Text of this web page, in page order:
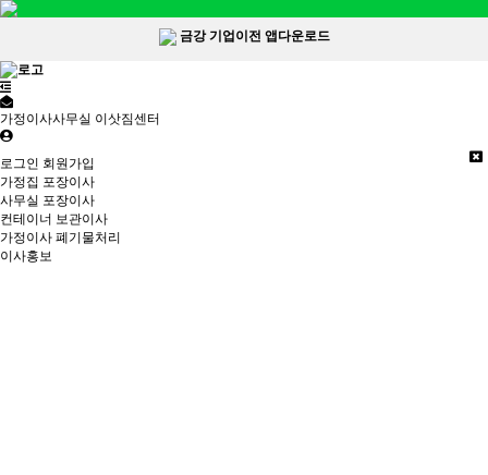
금강 기업이전 앱다운로드
가정이사사무실 이삿짐센터
로그인 회원가입
가정집 포장이사
사무실 포장이사
컨테이너 보관이사
가정이사 폐기물처리
이사홍보